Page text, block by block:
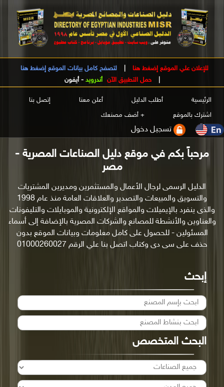
للإعلان علي الموقع إضغط هنا
لتصفح كامل بيانات الموقع إضغط هنا
حمل التطبيق الآن أندرويد - أيفون
الرئيسية أطلب الدليل أعلن معنا
إتصل بنا
اشترك بالموقع
+ أضف مصنعك
تسجيل دخول
مرحباً بكم في موقع دليل الصناعات المصرية -
مصر
الدليل الرسمى لرجال الأعمال والمستثمرين ومديرين المشتريات
والتسويق والمبيعات والتصدير والعلاقات العامة منذ عام 1998
والذى ينفرد بالإيميلات والمواقع الإلكترونية والموبايلات والتليفونات
والعناوين والأنشطة للمصانع والشركات المصرية بالإضافة إلى أسماء
المسئولين - للحصول على كامل معلومات وبيانات الموقع بدون
حذف على سى دى وكتاب اتصل بنا علي الرقم 01000260027
إبحث
البحث المتخصص